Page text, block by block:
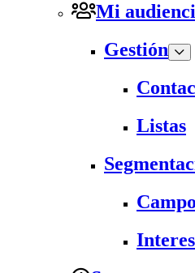
Mi
Gestión
Listas